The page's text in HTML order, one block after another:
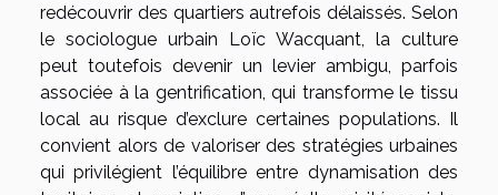
redécouvrir des quartiers autrefois délaissés. Selon
le sociologue urbain Loïc Wacquant, la culture
peut toutefois devenir un levier ambigu, parfois
associée à la gentrification, qui transforme le tissu
local au risque d’exclure certaines populations. Il
convient alors de valoriser des stratégies urbaines
qui privilégient l’équilibre entre dynamisation des